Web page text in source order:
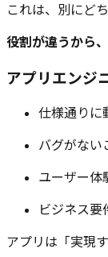
これは、別にど
役割が違うから
アプリエンジ
仕様通りに
バグがない
ユーザー体
ビジネス要
アプリは「実現